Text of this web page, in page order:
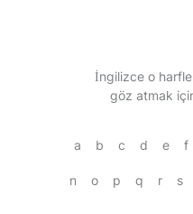
İngilizce o
göz atmak
a b c d e f
n o p q r s